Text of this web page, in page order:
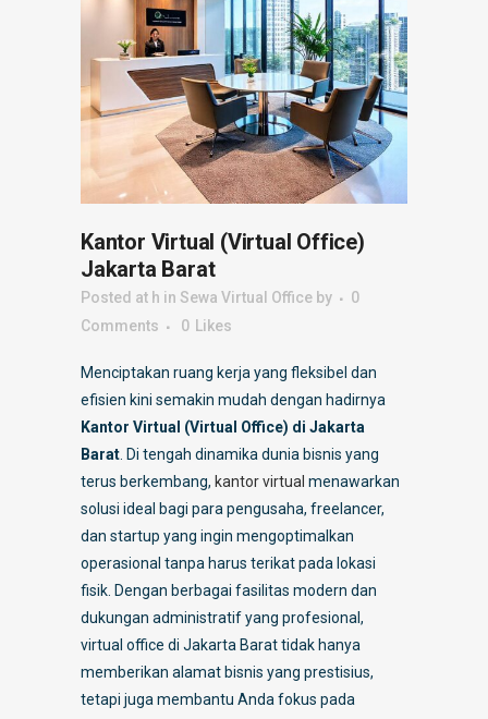
Kantor Virtual (Virtual Office)
Jakarta Barat
Posted at h in Sewa Virtual Office by
0
Comments
0 Likes
Menciptakan ruang kerja yang fleksibel dan
efisien kini semakin mudah dengan hadirnya
Kantor Virtual (Virtual Office) di Jakarta
Barat. Di tengah dinamika dunia bisnis yang
terus berkembang, kantor virtual menawarkan
solusi ideal bagi para pengusaha, freelancer,
dan startup yang ingin mengoptimalkan
operasional tanpa harus terikat pada lokasi
fisik. Dengan berbagai fasilitas modern dan
dukungan administratif yang profesional,
virtual office di Jakarta Barat tidak hanya
memberikan alamat bisnis yang prestisius,
tetapi juga membantu Anda fokus pada